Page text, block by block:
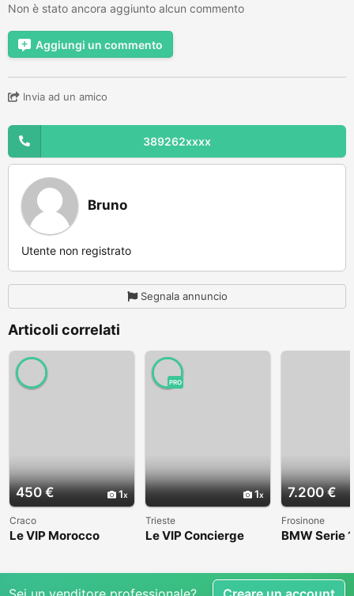
Non è stato ancora aggiunto alcun commento
Aggiungi un commento
Invia ad un amico
389262xxxx
Bruno
Utente non registrato
Segnala annuncio
Articoli correlati
450 € 1
Craco
Le VIP Morocco
1
PRO
Trieste
Le VIP Concierge
7.200 €
Frosinone
BMW Serie